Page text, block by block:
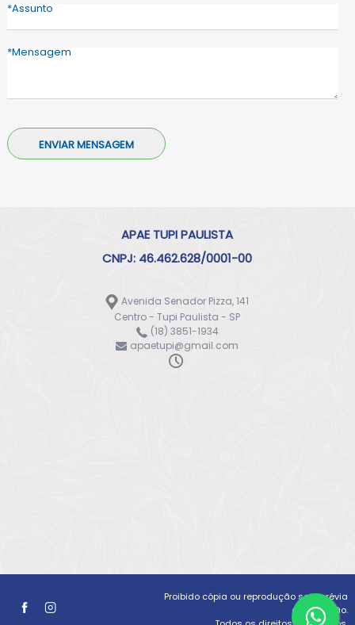
Assunto
Mensagem
APAE TUPI PAULISTA
CNPJ: 46.462.628/0001-00
Avenida Senador Pizza, 141
Centro - Tupi Paulista - SP
(18) 3851-1934
apaetupi@gmail.com
Proibido cópia ou reprodução sem prévia
autorização.